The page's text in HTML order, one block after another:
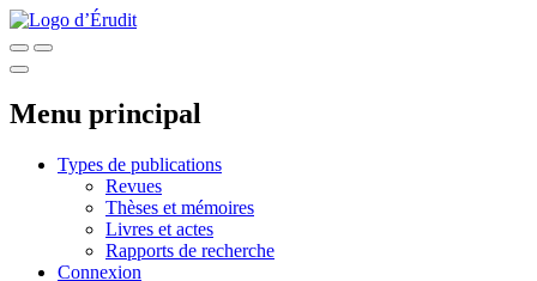
Menu principal
Types de publications
Revues
Thèses et mémoires
Livres et actes
Rapports de recherche
Connexion